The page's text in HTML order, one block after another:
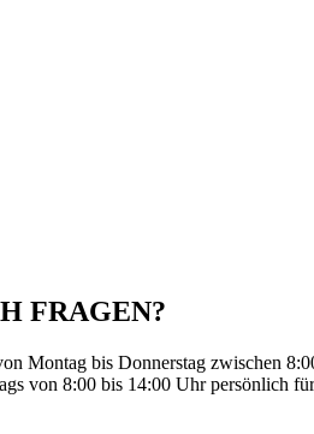
FRAGEN?
Montag bis Donnerstag zwischen
von 8:00 bis 14:00 Uhr persönlich für